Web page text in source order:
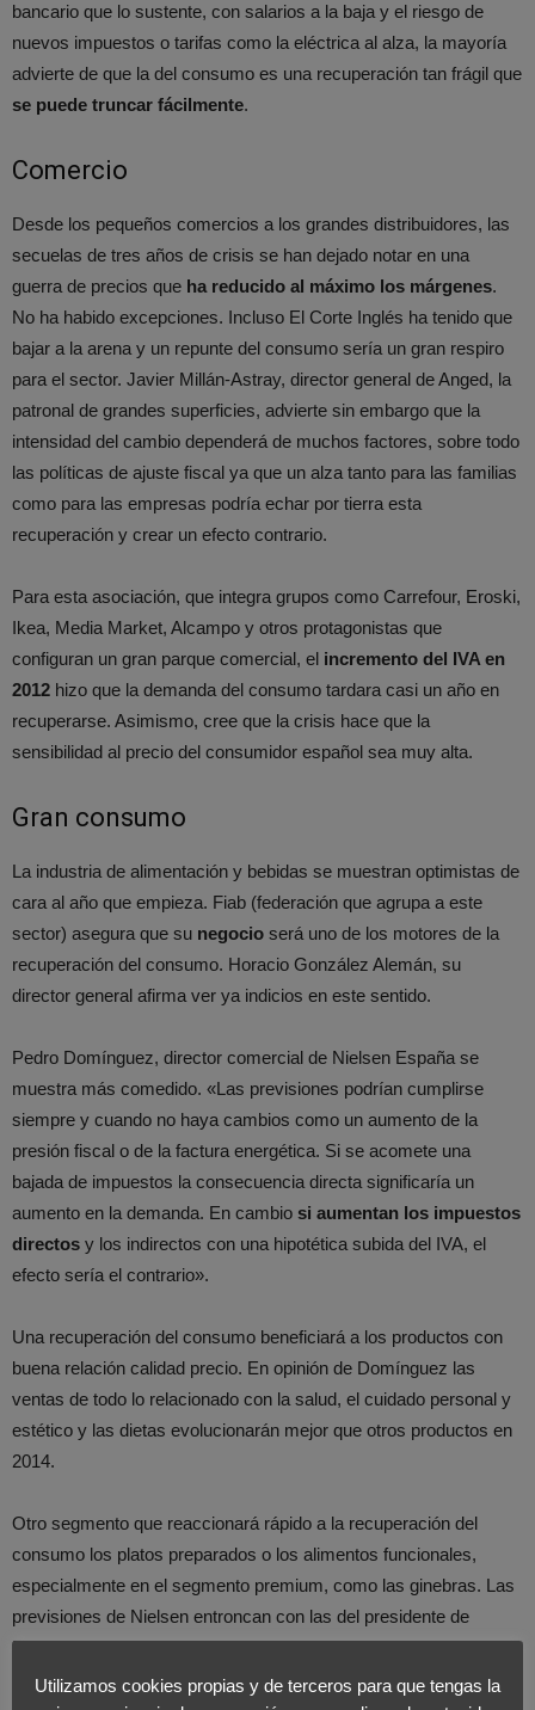
bancario que lo sustente, con salarios a la baja y el riesgo de
nuevos impuestos o tarifas como la eléctrica al alza, la mayoría
advierte de que la del consumo es una recuperación tan frágil que
se puede truncar fácilmente.
Comercio
Desde los pequeños comercios a los grandes distribuidores, las
secuelas de tres años de crisis se han dejado notar en una
guerra de precios que ha reducido al máximo los márgenes.
No ha habido excepciones. Incluso El Corte Inglés ha tenido que
bajar a la arena y un repunte del consumo sería un gran respiro
para el sector. Javier Millán-Astray, director general de Anged, la
patronal de grandes superficies, advierte sin embargo que la
intensidad del cambio dependerá de muchos factores, sobre todo
las políticas de ajuste fiscal ya que un alza tanto para las familias
como para las empresas podría echar por tierra esta
recuperación y crear un efecto contrario.
Para esta asociación, que integra grupos como Carrefour, Eroski,
Ikea, Media Market, Alcampo y otros protagonistas que
configuran un gran parque comercial, el incremento del IVA en
2012 hizo que la demanda del consumo tardara casi un año en
recuperarse. Asimismo, cree que la crisis hace que la
sensibilidad al precio del consumidor español sea muy alta.
Gran consumo
La industria de alimentación y bebidas se muestran optimistas de
cara al año que empieza. Fiab (federación que agrupa a este
sector) asegura que su negocio será uno de los motores de la
recuperación del consumo. Horacio González Alemán, su
director general afirma ver ya indicios en este sentido.
Pedro Domínguez, director comercial de Nielsen España se
muestra más comedido. «Las previsiones podrían cumplirse
siempre y cuando no haya cambios como un aumento de la
presión fiscal o de la factura energética. Si se acomete una
bajada de impuestos la consecuencia directa significaría un
aumento en la demanda. En cambio si aumentan los impuestos
directos y los indirectos con una hipotética subida del IVA, el
efecto sería el contrario».
Una recuperación del consumo beneficiará a los productos con
buena relación calidad precio. En opinión de Domínguez las
ventas de todo lo relacionado con la salud, el cuidado personal y
estético y las dietas evolucionarán mejor que otros productos en
2014.
Otro segmento que reaccionará rápido a la recuperación del
consumo los platos preparados o los alimentos funcionales,
especialmente en el segmento premium, como las ginebras. Las
previsiones de Nielsen entroncan con las del presidente de
Promarca, Ignacio Larracoechea, que vaticina que en 2014no
habrá crecimiento de la marca del distribuidor -popularmente
Utilizamos cookies propias y de terceros para que tengas la